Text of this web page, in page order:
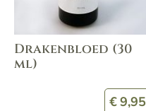
Drakenbloed (30
ml)
€9,95